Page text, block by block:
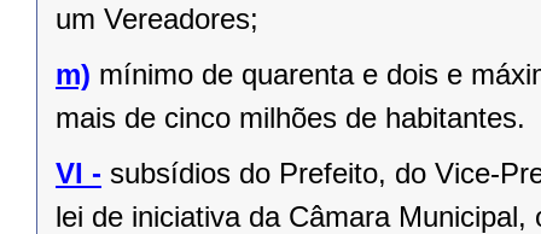
um Vereadores;
m) mínimo de quarenta e dois e
mais de cinco milhões de habitantes.
VI - subsídios do Prefeito, do Vice-
lei de iniciativa da Câmara